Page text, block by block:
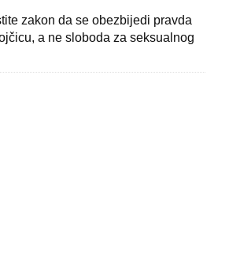
zakon da se obezbijedi pravda
a ne sloboda za seksualnog